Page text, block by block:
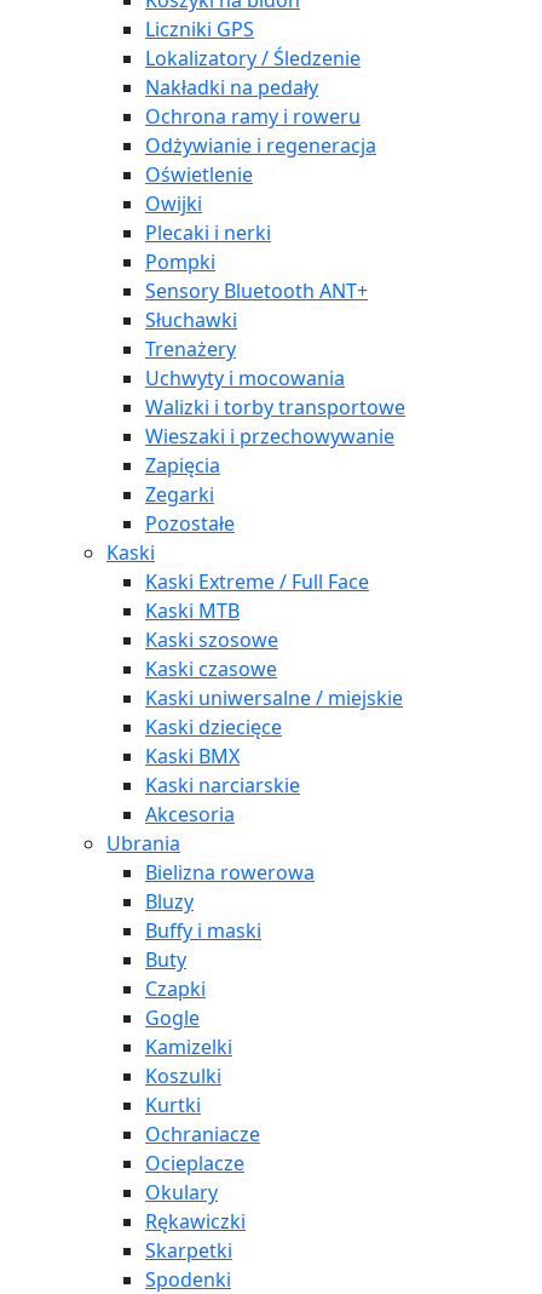
Liczniki GPS
Lokalizatory / Śledzenie
Nakładki na pedały
Ochrona ramy i roweru
Odżywianie i regeneracja
Oświetlenie
Owijki
Plecaki i nerki
Pompki
Sensory Bluetooth ANT+
Słuchawki
Trenażery
Uchwyty i mocowania
Walizki i torby transportowe
Wieszaki i przechowywanie
Zapięcia
Zegarki
Pozostałe
Kaski
Kaski Extreme / Full Face
Kaski MTB
Kaski szosowe
Kaski czasowe
Kaski uniwersalne / miejskie
Kaski dziecięce
Kaski BMX
Kaski narciarskie
Akcesoria
Ubrania
Bielizna rowerowa
Bluzy
Buffy i maski
Buty
Czapki
Gogle
Kamizelki
Koszulki
Kurtki
Ochraniacze
Ocieplacze
Okulary
Rękawiczki
Skarpetki
Spodenki